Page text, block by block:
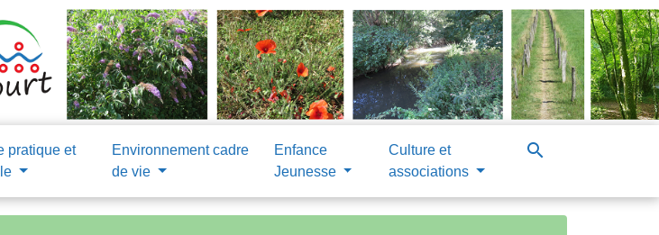
pratique et
Environnement cadre
de vie
Enfance
Jeunesse
Culture et
associations
search